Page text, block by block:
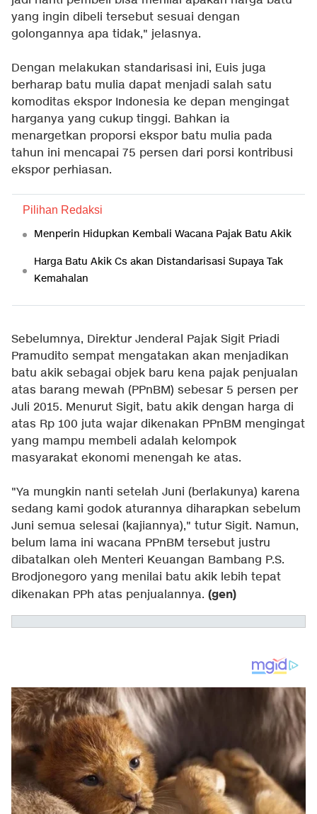
yang ingin dibeli tersebut sesuai dengan
golongannya apa tidak," jelasnya.
Dengan melakukan standarisasi ini, Euis juga
berharap batu mulia dapat menjadi salah satu
komoditas ekspor Indonesia ke depan mengingat
harganya yang cukup tinggi. Bahkan ia
menargetkan proporsi ekspor batu mulia pada
tahun ini mencapai 75 persen dari porsi kontribusi
ekspor perhiasan.
Pilihan Redaksi
Menperin Hidupkan Kembali Wacana Pajak Batu Akik
Harga Batu Akik Cs akan Distandarisasi Supaya Tak
Kemahalan
Sebelumnya, Direktur Jenderal Pajak Sigit Priadi
Pramudito sempat mengatakan akan menjadikan
batu akik sebagai objek baru kena pajak penjualan
atas barang mewah (PPnBM) sebesar 5 persen per
Juli 2015. Menurut Sigit, batu akik dengan harga di
atas Rp 100 juta wajar dikenakan PPnBM mengingat
yang mampu membeli adalah kelompok
masyarakat ekonomi menengah ke atas.
"Ya mungkin nanti setelah Juni (berlakunya) karena
sedang kami godok aturannya diharapkan sebelum
Juni semua selesai (kajiannya)," tutur Sigit. Namun,
belum lama ini wacana PPnBM tersebut justru
dibatalkan oleh Menteri Keuangan Bambang P.S.
Brodjonegoro yang menilai batu akik lebih tepat
dikenakan PPh atas penjualannya. (gen)